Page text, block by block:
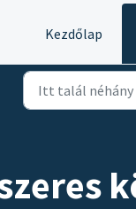
Kezdőlap